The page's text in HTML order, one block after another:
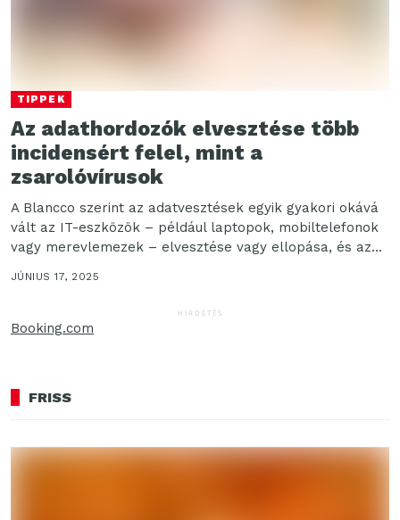
TIPPEK
Az adathordozók elvesztése több
incidensért felel, mint a
zsarolóvírusok
A Blancco szerint az adatvesztések egyik gyakori okává
vált az IT-eszközök – például laptopok, mobiltelefonok
vagy merevlemezek – elvesztése vagy ellopása, és az...
JÚNIUS 17, 2025
HIRDETÉS
Booking.com
FRISS